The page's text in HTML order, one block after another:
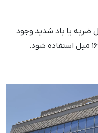
ضربه یا باد شدید وجود